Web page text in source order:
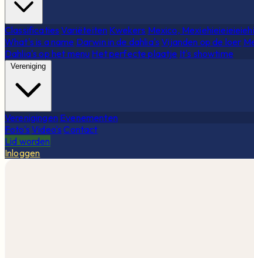
Classificaties Variëteiten Kwekers Mexico,
What's is a name Darwin in de dahlia's Vijanden op de loer
Dahlia's op het menu Het perfecte plaatje It's showtime
Vereniging
Verenigingen Evenementen
Foto's Video's Contact
Lid worden
Inloggen